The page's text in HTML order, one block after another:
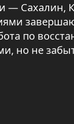
— Сахалин,
по
но не